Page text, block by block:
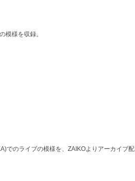
模様を収録。
でのライブの模様を、ZAIKOよりアーカイブ配